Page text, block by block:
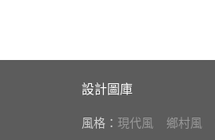
設計圖庫
風格： 現代風 鄉村風